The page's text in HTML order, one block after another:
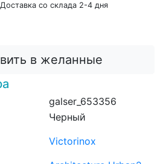
Доставка со склада 2-4 дня
в желанные
galser_653356
Черный
Victorinox